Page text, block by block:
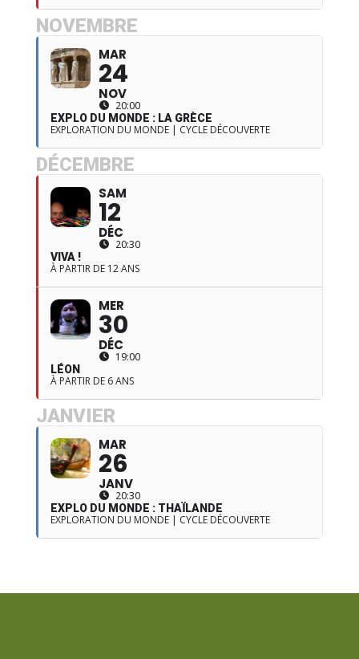
NOVEMBRE
MAR
24
NOV
20:00
EXPLO DU MONDE : LA GRÈCE
EXPLORATION DU MONDE | CYCLE DÉCOUVERTE
DÉCEMBRE
SAM
12
DÉC
20:30
VIVA !
À PARTIR DE 12 ANS
MER
30
DÉC
19:00
LÉON
À PARTIR DE 6 ANS
JANVIER
MAR
26
JANV
20:30
EXPLO DU MONDE : THAÏLANDE
EXPLORATION DU MONDE | CYCLE DÉCOUVERTE